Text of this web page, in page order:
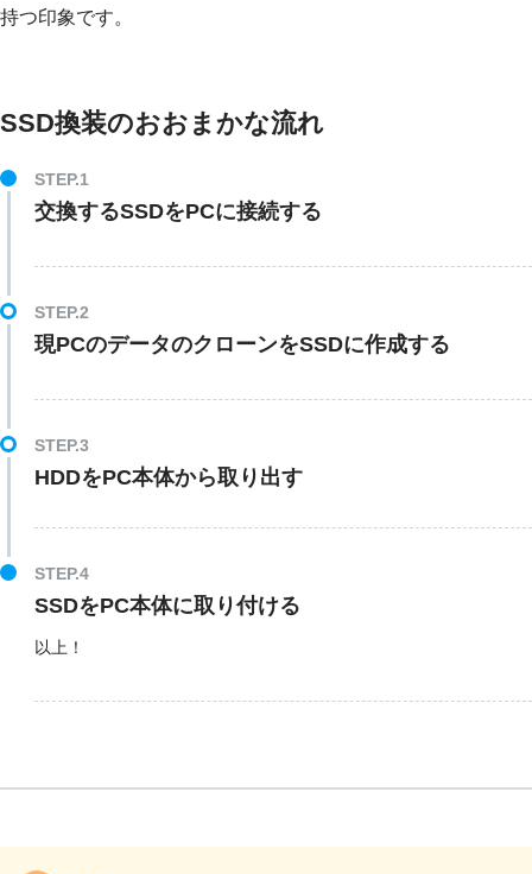
持つ印象です。
SSD換装のおおまかな流れ
交換するSSDをPCに接続する
現PCのデータのクローンをSSDに作成する
HDDをPC本体から取り出す
SSDをPC本体に取り付ける
以上！